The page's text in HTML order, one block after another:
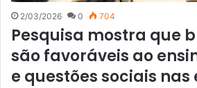
2/03/2026 0 704
Pesquisa mostra que
são favoráveis ao
e questões sociais nas